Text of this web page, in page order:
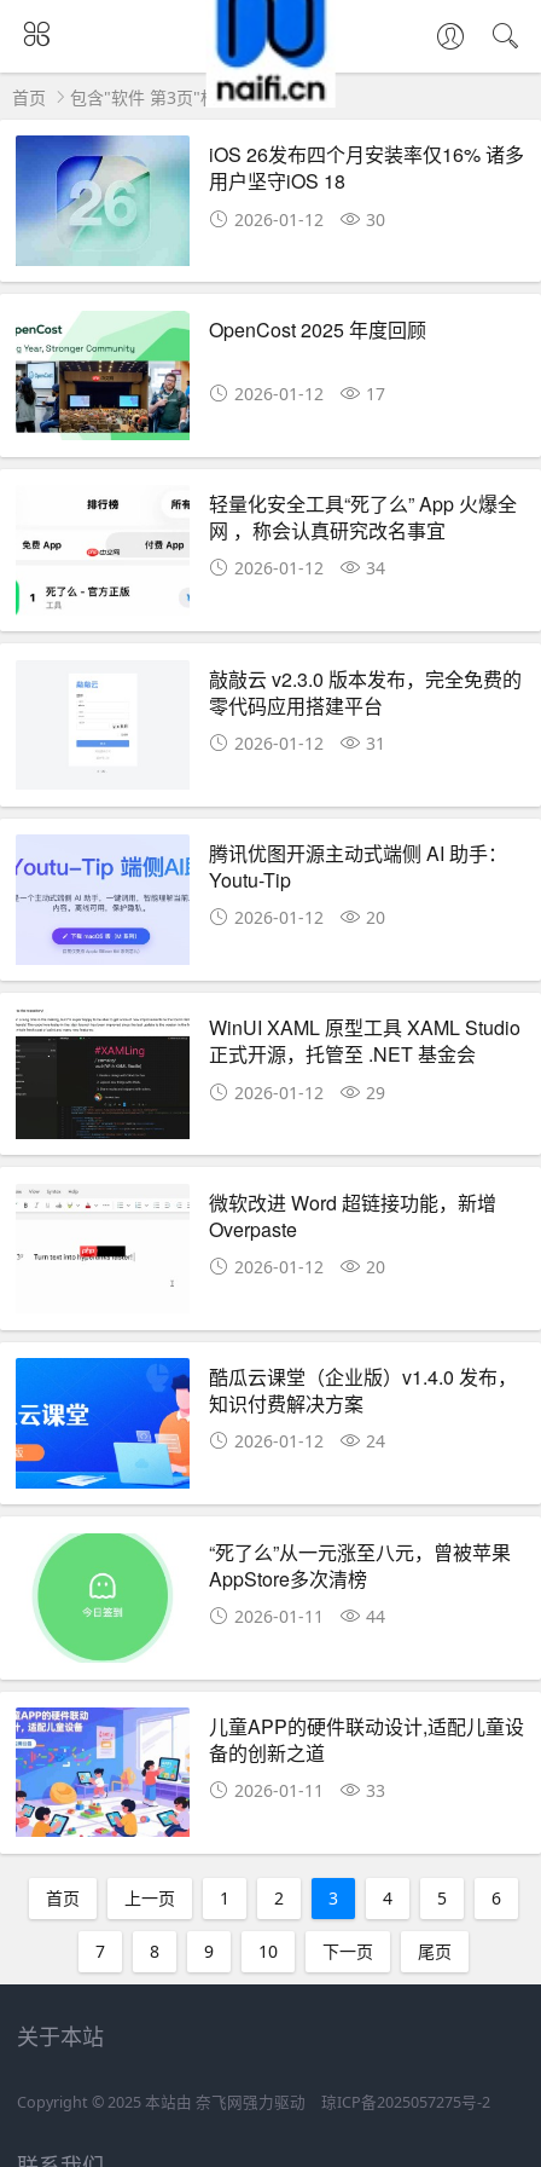
首页 包含"软件 第3页"标签的文章
iOS 26发布四个月安装率仅16% 诸多
用户坚守iOS 18
2026-01-12 30
OpenCost 2025 年度回顾
2026-01-12 17
轻量化安全工具“死了么” App 火爆全
网 ，称会认真研究改名事宜
2026-01-12 34
敲敲云 v2.3.0 版本发布，完全免费的
零代码应用搭建平台
2026-01-12 31
腾讯优图开源主动式端侧 AI 助手：
Youtu-Tip
2026-01-12 20
WinUI XAML 原型工具 XAML Studio
正式开源，托管至 .NET 基金会
2026-01-12 29
微软改进 Word 超链接功能，新增
Overpaste
2026-01-12 20
酷瓜云课堂（企业版）v1.4.0 发布，
知识付费解决方案
2026-01-12 24
“死了么”从一元涨至八元，曾被苹果
AppStore多次清榜
2026-01-11 44
儿童APP的硬件联动设计,适配儿童设
备的创新之道
2026-01-11 33
首页 上一页 1 2 3 4 5 6
7 8 9 10 下一页 尾页
关于本站
Copyright © 2025 本站由 奈飞网强力驱动 琼ICP备2025057275号-2